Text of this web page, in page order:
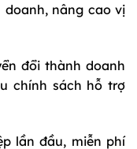
nâng cao vị
đổi thành doanh
chính sách hỗ trợ
lần đầu, miễn phí